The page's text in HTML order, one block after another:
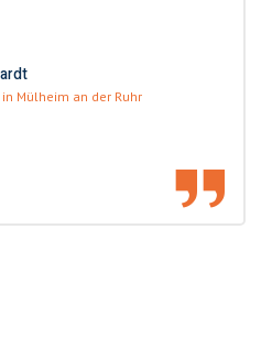
Mülheim an der Ruhr